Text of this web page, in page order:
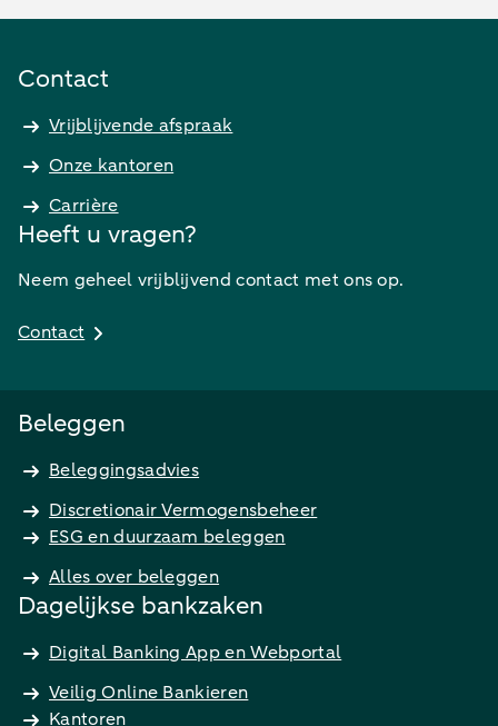
Contact
Vrijblijvende afspraak
Onze kantoren
Carrière
Heeft u vragen?
Neem geheel vrijblijvend contact met ons op.
Contact
Beleggen
Beleggingsadvies
Discretionair Vermogensbeheer
ESG en duurzaam beleggen
Alles over beleggen
Dagelijkse bankzaken
Digital Banking App en Webportal
Veilig Online Bankieren
Kantoren